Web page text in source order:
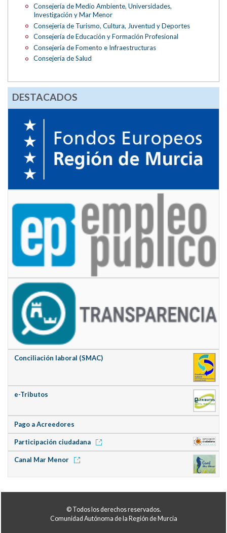
Consejería de Medio Ambiente, Universidades,
Investigación y Mar Menor
Consejería de Turismo, Cultura, Juventud y Deportes
Consejería de Educación y Formación Profesional
Consejería de Fomento e Infraestructuras
Consejería de Salud
DESTACADOS
Conciliación laboral (SMAC)
e-Tributos
Pago a Acreedores
Participación ciudadana
Canal Mar Menor
© Todos los derechos reservados.
Comunidad Autónoma de la Región de Murcia